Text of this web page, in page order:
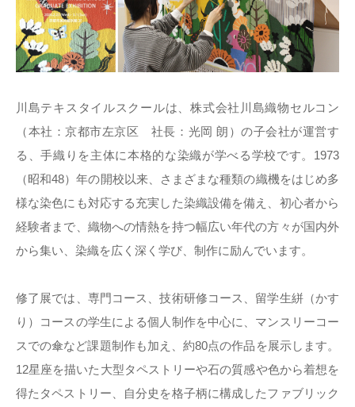
川島テキスタイルスクールは、株式会社川島織物セルコン
（本社：京都市左京区 社長：光岡 朗）の子会社が運営す
る、手織りを主体に本格的な染織が学べる学校です。1973
（昭和48）年の開校以来、さまざまな種類の織機をはじめ多
様な染色にも対応する充実した染織設備を備え、初心者から
経験者まで、織物への情熱を持つ幅広い年代の方々が国内外
から集い、染織を広く深く学び、制作に励んでいます。
修了展では、専門コース、技術研修コース、留学生絣（かす
り）コースの学生による個人制作を中心に、マンスリーコー
スでの傘など課題制作も加え、約80点の作品を展示します。
12星座を描いた大型タペストリーや石の質感や色から着想を
得たタペストリー、自分史を格子柄に構成したファブリック